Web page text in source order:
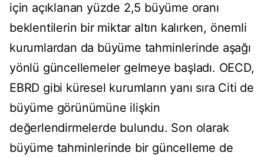
için açıklanan yüzde 2,5 büyüme oranı
beklentilerin bir miktar altın kalırken, önemli
kurumlardan da büyüme tahminlerinde aşağı
yönlü güncellemeler gelmeye başladı. OECD,
EBRD gibi küresel kurumların yanı sıra Citi de
büyüme görünümüne ilişkin
değerlendirmelerde bulundu. Son olarak
büyüme tahminlerinde bir güncelleme de